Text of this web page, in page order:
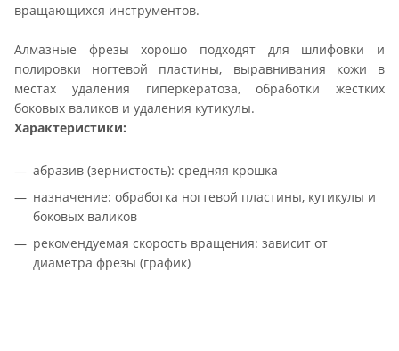
вращающихся инструментов.
Алмазные фрезы хорошо подходят для шлифовки и
полировки ногтевой пластины, выравнивания кожи в
местах удаления гиперкератоза, обработки жестких
боковых валиков и удаления кутикулы.
Характеристики:
абразив (зернистость): средняя крошка
назначение: обработка ногтевой пластины, кутикулы и
боковых валиков
рекомендуемая скорость вращения: зависит от
диаметра фрезы (график)